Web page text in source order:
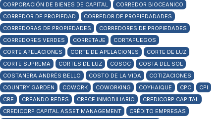
CORPORACIÓN DE BIENES DE CAPITAL
CORREDOR BIOCEANICO
CORREDOR DE PROPIEDAD
CORREDOR DE PROPIEDADADES
CORREDORAS DE PROPIEDADES
CORREDORES DE PROPIEDADES
CORREDORES VERDES
CORRETAJE
CORTAFUEGOS
CORTE APELACIONES
CORTE DE APELACIONES
CORTE DE LUZ
CORTE SUPREMA
CORTES DE LUZ COSOC
COSTA DEL SOL
COSTANERA ANDRÉS BELLO
COSTO DE LA VIDA
COTIZACIONES
COUNTRY GARDEN
COWORK COWORKING COYHAIQUE CPC
CPI
CRE
CREANDO REDES CRECE INMOBILIARIO
CREDICORP CAPITAL
CREDICORP CAPITAL ASSET MANAGEMENT
CRÉDITO EMPRESAS